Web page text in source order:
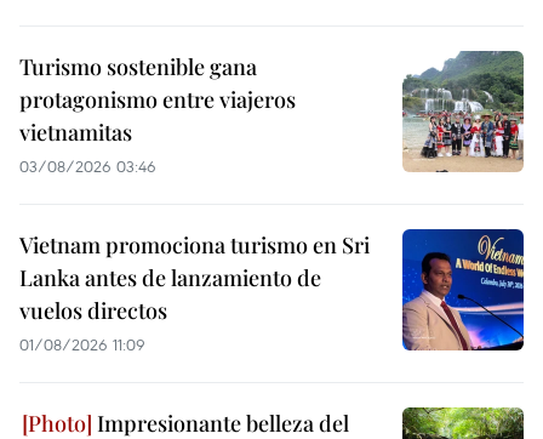
Turismo sostenible gana
protagonismo entre viajeros
vietnamitas
03/08/2026 03:46
Vietnam promociona turismo en Sri
Lanka antes de lanzamiento de
vuelos directos
01/08/2026 11:09
Impresionante belleza del